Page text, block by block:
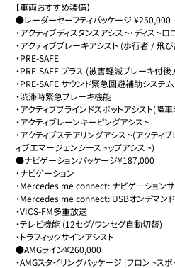
【車両おすすめ装備】
●レーダーセーフティパッケージ ¥250,000
・アクティブディスタンスアシスト・ディス
・アクティブブレーキアシスト (歩行者 / 飛
・PRE-SAFE
・PRE-SAFE プラス (被害軽減ブレーキ付
・PRE-SAFE サウンド緊急回避補助システム
・渋滞時緊急ブレーキ機能
・アクティブブラインドスポットアシスト(降
・アクティブレーンキーピングアシスト
・アクティブステアリングアシスト(アクティ
ィブエマージェンシーストップアシスト)
●ナビゲーションパッケージ¥187,000
・ナビゲーション
・Mercedes me connect: ナビゲーション
・Mercedes me connect: USBオンデマン
・VICS-FM多重放送
・テレビ機能 (12セグ/ワンセグ自動切替)
・トラフィックサインアシスト
●AMGライン¥260,000
・AMGスタイリングパッケージ [フロントス